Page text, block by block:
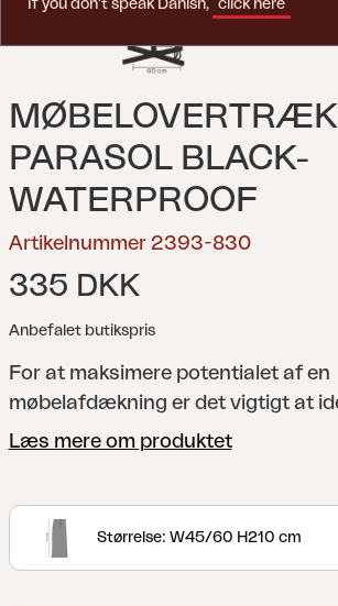
MØBELOVERTRÆK
PARASOL BLACK-
WATERPROOF
Artikelnummer 2393-830
335 DKK
Anbefalet butikspris
For at maksimere potentialet af en
møbelafdækning er det vigtigt at
passende størrelse. Hvis
strækkes, hvilket medfører
materialet. Hvis
Læs mere om produktet
Størrelse: W45/60 H210 cm
If you don't speak Danish, click here